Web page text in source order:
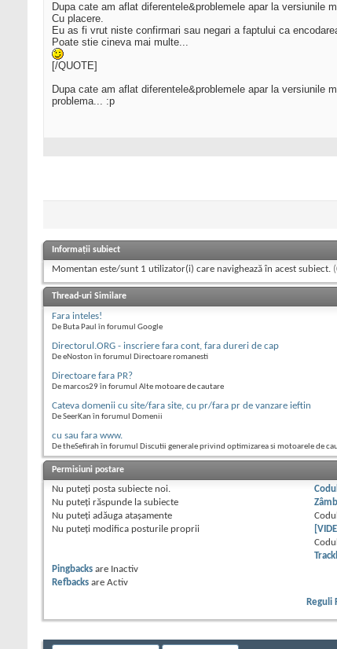
Dupa cate am aflat diferentele&problemele apar la versiunile
Cu placere.
Eu as fi vrut niste confirmari sau negari a faptului ca
Poate stie cineva mai multe...
[/QUOTE]
Dupa cate am aflat diferentele&problemele apar la
problema... :p
Informații subiect
Momentan este/sunt 1 utilizator(i) care navighează în acest subiect.
Thread-uri Similare
Fara inteles!
De Buta Paul în forumul Google
Directorul.ORG - inscriere fara cont, fara dureri de cap
De eNoston în forumul Directoare romanesti
Directoare fara PR?
De marcos29 în forumul Alte motoare de cautare
Cateva domenii cu site/fara site, cu pr/fara pr de vanzare ieftin
De SeerKan în forumul Domenii
cu sau fara www.
De theSefirah în forumul Discutii generale privind optimizarea si motoarele de
Permisiuni postare
Nu puteţi posta subiecte noi.
Nu puteţi răspunde la subiecte
Nu puteţi adăuga ataşamente
Nu puteţi modifica posturile proprii
Codul
Pingbacks are Inactiv
Refbacks are Activ
Reguli